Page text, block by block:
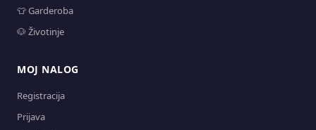
👕 Garderoba
🐶 Životinje
MOJ NALOG
Registracija
Prijava